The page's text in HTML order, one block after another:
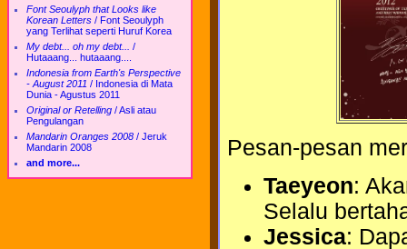
Font Seoulyph that Looks like
Korean Letters / Font Seoulyph
yang Terlihat seperti Huruf Korea
My debt... oh my debt...
/
Hutaaang... hutaaang....
Indonesia from Earth's Perspective
- August 2011 / Indonesia di Mata
Dunia - Agustus 2011
Original or Retelling /Asli atau
Pengulangan
Mandarin Oranges 2008 / Jeruk
Mandarin 2008
and more...
Pesan-pesan
Taeyeon:
Selalu
Jessica: